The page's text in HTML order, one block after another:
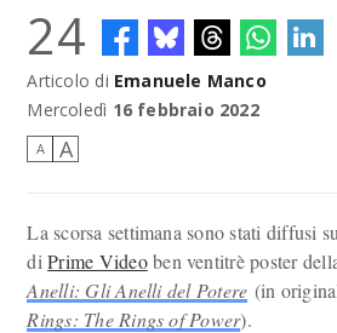
Sei poster de Il signore degli anelli: Gli
24
Articolo di Emanuele Manco
Mercoledì 16 febbraio 2022
A A
La scorsa settimana sono stati diffusi
diPrime Videoben ventitrè poster
Anelli: Gli Anelli del Potere (in
Rings: The Rings of Power).